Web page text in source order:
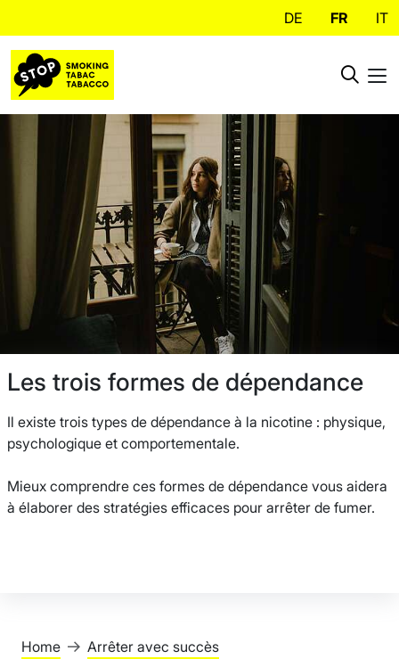
DE FR IT
Les trois formes de dépendance
Il existe trois types de dépendance à la nicotine : physique,
psychologique et comportementale.
Mieux comprendre ces formes de dépendance vous aidera
à élaborer des stratégies efficaces pour arrêter de fumer.
Home
Arrêter avec succès